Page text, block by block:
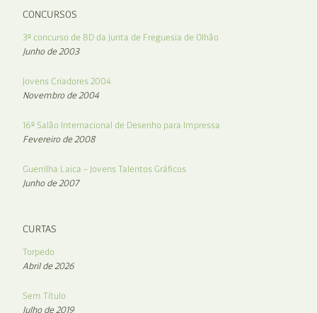
CONCURSOS
3º concurso de BD da Junta de Freguesia de Olhão
Junho de 2003
Jovens Criadores 2004
Novembro de 2004
16º Salão Internacional de Desenho para Impressa
Fevereiro de 2008
Guerrilha Laica – Jovens Talentos Gráficos
Junho de 2007
CURTAS
Torpedo
Abril de 2026
Sem Título
Julho de 2019